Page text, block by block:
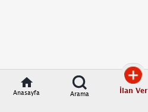
Anasayfa Arama İlan Ver